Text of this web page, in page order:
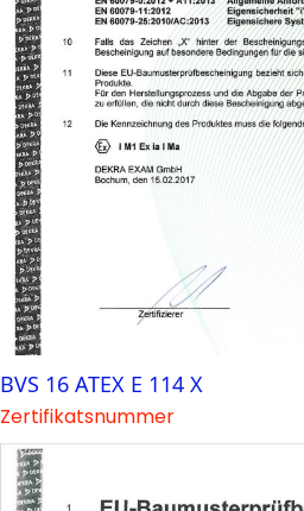
BVS 16 ATEX E 114 X
Zertifikatsnummer